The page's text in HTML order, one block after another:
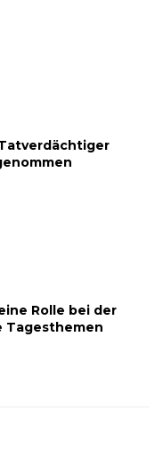
Rolle bei der
Tagesthemen